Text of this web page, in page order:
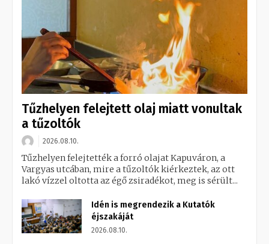
Tűzhelyen felejtett olaj miatt vonultak
a tűzoltók
2026.08.10.
Tűzhelyen felejtették a forró olajat Kapuváron, a
Vargyas utcában, mire a tűzoltók kiérkeztek, az ott
lakó vízzel oltotta az égő zsiradékot, meg is sérült...
Idén is megrendezik a Kutatók
éjszakáját
2026.08.10.